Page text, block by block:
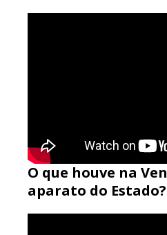
O que houve na
aparato do Estado?